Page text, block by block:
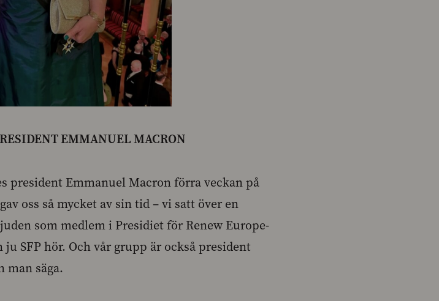
EMMANUEL MACRON
president Emmanuel Macron förra veckan på
oss så mycket av sin tid – vi satt över en
som medlem i Presidiet för Renew Europe-
SFP hör. Och vår grupp är också president
man säga.